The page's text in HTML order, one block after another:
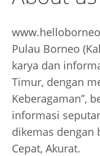
Pulau Borneo
karya dan
Timur, dengan
Keberagaman”,
informasi
dikemas dengan
Cepat, Akurat.